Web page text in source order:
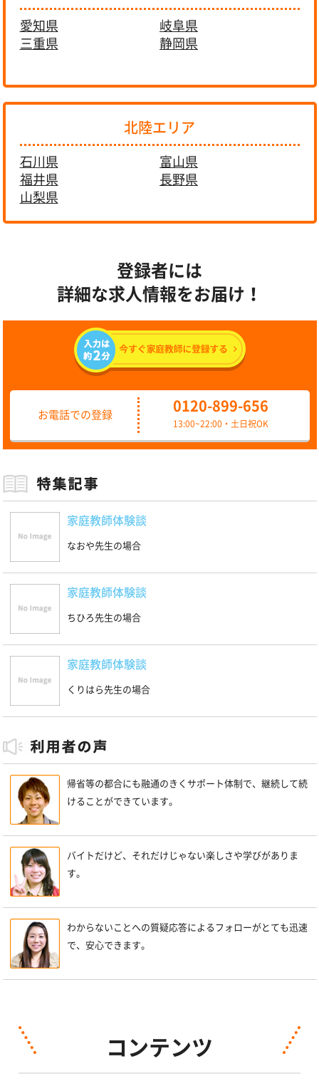
愛知県
岐阜県
三重県
静岡県
北陸エリア
石川県
富山県
福井県
長野県
山梨県
登録者には
詳細な求人情報をお届け！
お電話での登録
0120-899-656
13:00~22:00・土日祝OK
家庭教師体験談
なおや先生の場合
家庭教師体験談
ちひろ先生の場合
家庭教師体験談
くりはら先生の場合
帰省等の都合にも融通のきくサポート体制で、継続して続
けることができています。
バイトだけど、それだけじゃない楽しさや学びがありま
す。
わからないことへの質疑応答によるフォローがとても迅速
で、安心できます。
コンテンツ